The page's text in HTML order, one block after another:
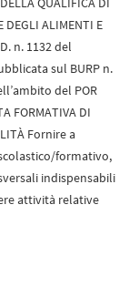
DEGLI ALIMENTI E
n. 1132 del
sul BURP n.
del POR
FORMATIVA DI
Fornire a
scolastico/formativo,
indispensabili
attività relative